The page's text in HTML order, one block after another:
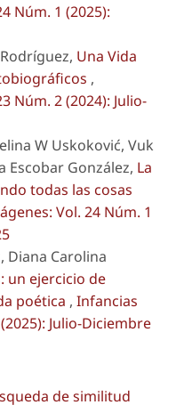
Núm. 1 (2025):
Una Vida
,
Núm. 2 (2024): Julio-
W Uskoković, Vuk
Escobar González, La
todas las cosas
Vol. 24 Núm. 1
Diana Carolina
un ejercicio de
poética , Infancias
Julio-Diciembre
de similitud